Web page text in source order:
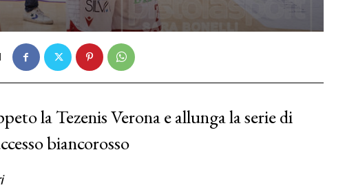
la Tezenis Verona e allunga la serie di
biancorosso